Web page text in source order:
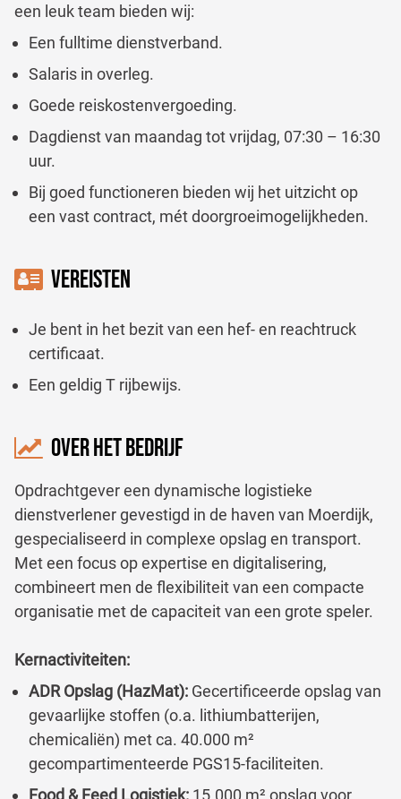
een leuk team bieden wij:
Een fulltime dienstverband.
Salaris in overleg.
Goede reiskostenvergoeding.
Dagdienst van maandag tot vrijdag, 07:30 – 16:30
uur.
Bij goed functioneren bieden wij het uitzicht op
een vast contract, mét doorgroeimogelijkheden.
VEREISTEN
Je bent in het bezit van een hef- en reachtruck
certificaat.
Een geldig T rijbewijs.
OVER HET BEDRIJF
Opdrachtgever een dynamische logistieke
dienstverlener gevestigd in de haven van Moerdijk,
gespecialiseerd in complexe opslag en transport.
Met een focus op expertise en digitalisering,
combineert men de flexibiliteit van een compacte
organisatie met de capaciteit van een grote speler.
Kernactiviteiten:
ADR Opslag (HazMat): Gecertificeerde opslag van
gevaarlijke stoffen (o.a. lithiumbatterijen,
chemicaliën) met ca. 40.000 m²
gecompartimenteerde PGS15-faciliteiten.
Food & Feed Logistiek: 15.000 m² opslag voor